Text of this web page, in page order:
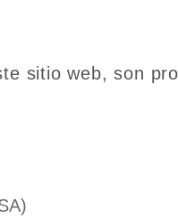
sitio web, son